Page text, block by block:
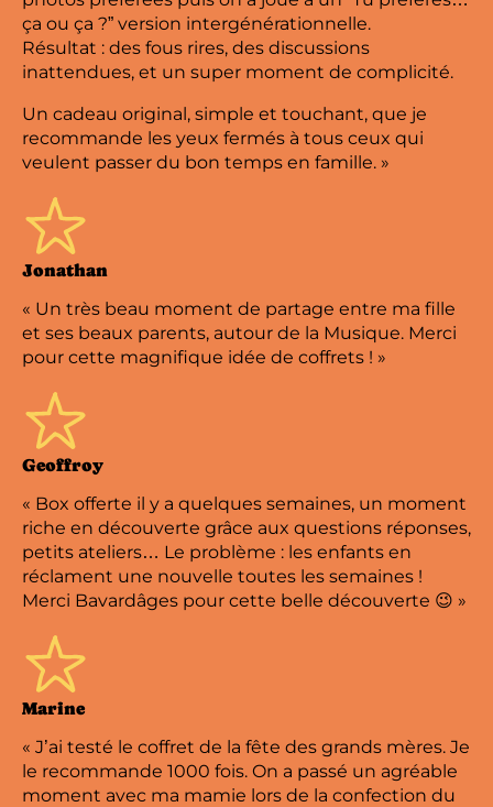
ça ou ça ?” version intergénérationnelle.
Résultat : des fous rires, des discussions
inattendues, et un super moment de complicité.
Un cadeau original, simple et touchant, que je
recommande les yeux fermés à tous ceux qui
veulent passer du bon temps en famille. »
Jonathan
« Un très beau moment de partage entre ma fille
et ses beaux parents, autour de la Musique. Merci
pour cette magnifique idée de coffrets ! »
Geoffroy
« Box offerte il y a quelques semaines, un moment
riche en découverte grâce aux questions réponses,
petits ateliers… Le problème : les enfants en
réclament une nouvelle toutes les semaines !
Merci Bavardâges pour cette belle découverte 😉 »
Marine
« J’ai testé le coffret de la fête des grands mères. Je
le recommande 1000 fois. On a passé un agréable
moment avec ma mamie lors de la confection du